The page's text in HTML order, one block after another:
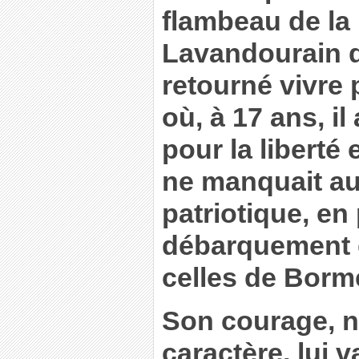
flambeau de la
Lavandourain
retourné vivre
où, à 17 ans,
pour la liberté
ne manquait
patriotique,
celles de
Son courage,
caractère, lui